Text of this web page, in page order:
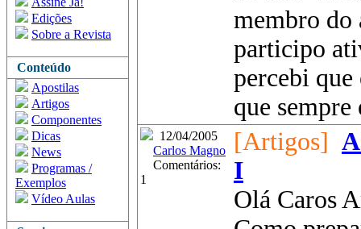
Edições
Sobre a Revista
Conteúdo
Apostilas
Artigos
Componentes
Dicas
News
Programas /
Exemplos
Vídeo Aulas
membro do
participo
percebi que
que sempre
12/04/2005
Carlos Magno
Comentários:
1
[Artigos]
I
Olá Caros